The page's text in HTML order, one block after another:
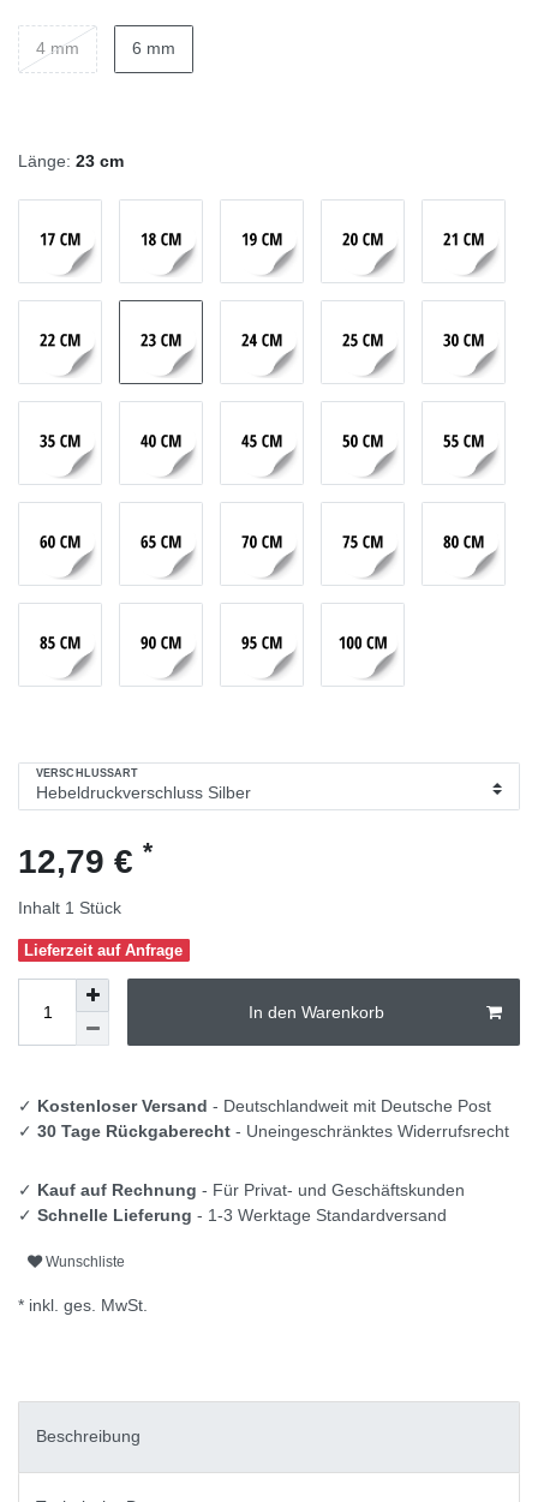
4 mm 6 mm
Länge: 23 cm
VERSCHLUSSART
12,79 € *
Inhalt 1 Stück
Lieferzeit auf Anfrage
In den Warenkorb
✓ Kostenloser Versand - Deutschlandweit mit Deutsche Post
✓ 30 Tage Rückgaberecht - Uneingeschränktes Widerrufsrecht
✓ Kauf auf Rechnung - Für Privat- und Geschäftskunden
✓ Schnelle Lieferung - 1-3 Werktage Standardversand
Wunschliste
* inkl. ges. MwSt.
Beschreibung